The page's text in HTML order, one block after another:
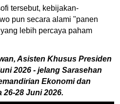
tersebut, kebijakan-
pun secara alami "panen
lebih percaya paham
Asisten Khusus Presiden
2026 - jelang Sarasehan
Ekonomi dan
28 Juni 2026.